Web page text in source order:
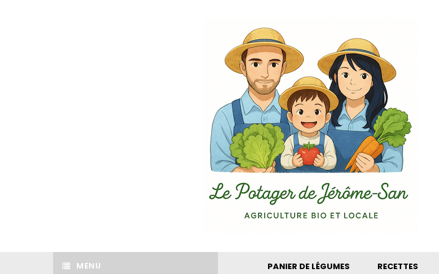
MENU PANIER DE LÉGUMES RECETTES